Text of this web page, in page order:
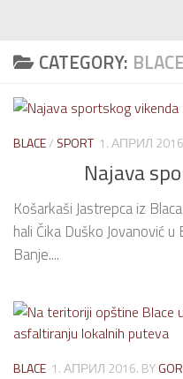
CATEGORY: BLACE
BLACE/ SPORT 1. АПРИЛ
Najava
Košarkaši Jastrepca iz
hali Čika Duško Jovanović
Banje....
BLACE 1. АПРИЛ 2016. BY